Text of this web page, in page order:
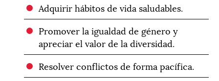
Adquirir hábitos de vida saludables.
Promover la igualdad de género y
apreciar el valor de la diversidad.
Resolver conflictos de forma pacífica.